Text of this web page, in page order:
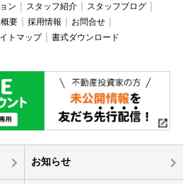
ン スタッフ紹介
スタッフブログ
要 採用情報
お問合せ
トマップ 書式ダウンロード
お知らせ